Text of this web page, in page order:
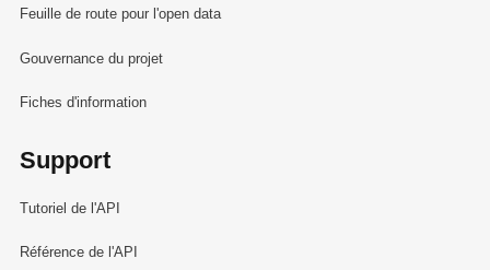
Feuille de route pour l'open data
Gouvernance du projet
Fiches d'information
Support
Tutoriel de l'API
Référence de l'API